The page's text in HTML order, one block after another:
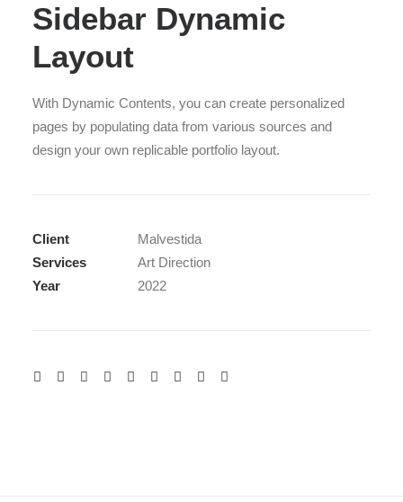
Sidebar Dynamic
Layout
With Dynamic Contents, you can create personalized
pages by populating data from various sources and
design your own replicable portfolio layout.
Client
Malvestida
Services
Art Direction
Year
2022